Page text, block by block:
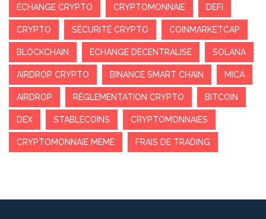
ÉCHANGE CRYPTO CRYPTOMONNAIE DEFI
CRYPTO SÉCURITÉ CRYPTO COINMARKETCAP
BLOCKCHAIN ÉCHANGE DÉCENTRALISÉ SOLANA
AIRDROP CRYPTO BINANCE SMART CHAIN MICA
AIRDROP RÉGLEMENTATION CRYPTO BITCOIN
DEX STABLECOINS CRYPTOMONNAIES
CRYPTOMONNAIE MEME FRAIS DE TRADING